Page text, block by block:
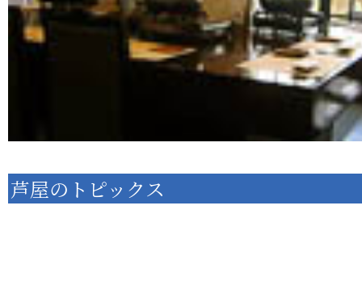
芦屋のトピックス